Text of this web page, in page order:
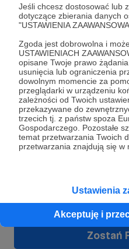
Jeśli chcesz dostosować lub
dotyczące zbierania danych
"USTAWIENIA
Zgoda jest dobrowolna i
USTAWIENIACH
opisane Twoje prawo
usunięcia lub ograniczenia
dowolnym momencie za
przeglądarki w urządzeniu
zależności od Twoich
przekazywane do
trzecich tj. z państw spoza
Gospodarczego. Pozostałe
temat przetwarzania Twoich
przetwarzania znajdują się w
Ustawienia
Akceptuję i
Dołącz do
Wesprzyj działalność
Zostań